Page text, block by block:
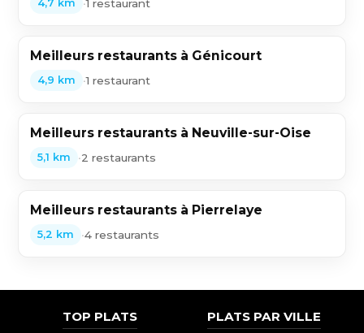
4,7 km •1 restaurant
Meilleurs restaurants à Génicourt
4,9 km •1 restaurant
Meilleurs restaurants à Neuville-sur-Oise
5,1 km •2 restaurants
Meilleurs restaurants à Pierrelaye
5,2 km •4 restaurants
TOP PLATS PLATS PAR VILLE